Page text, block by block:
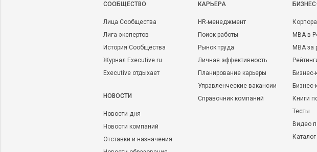
CООБЩЕСТВО
Лица Сообщества
Лига экспертов
История Сообщества
Журнал Executive.ru
Executive отдыхает
НОВОСТИ
Новости дня
Новости компаний
Отставки и назначения
КАРЬЕРА
HR-менеджмент
Поиск работы
Рынок труда
Личная эффективность
Планирование карьеры
Управленческие вакансии
Справочник компаний
MBA в
MBA за
Бизнес-
Книги
Тесты
Видео